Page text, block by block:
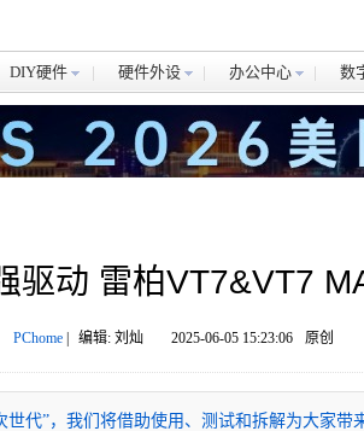
DIY硬件 硬件外设 办公中心 数
驱动 雷柏VT7&VT7
PChome| 编辑: 刘灿 2025-06-05 15:23:06 原创
代”，我们将借助使用、测试和拆解为大家带